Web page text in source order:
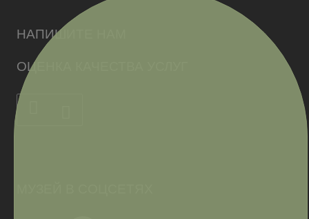
НАПИШИТЕ НАМ
ОЦЕНКА КАЧЕСТВА УСЛУГ